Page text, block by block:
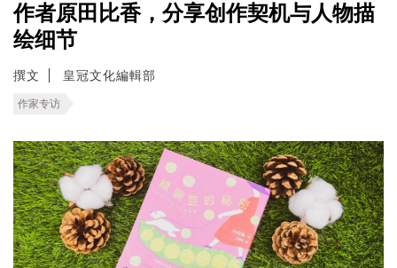
作者原田比香，分享创作契机与人物描
绘细节
撰文 皇冠文化編輯部
作家专访